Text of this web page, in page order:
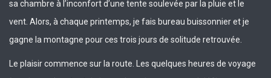
sa chambre à l’inconfort d’une tente soulevée par la pluie et le
vent. Alors, à chaque printemps, je fais bureau buissonnier et je
gagne la montagne pour ces trois jours de solitude retrouvée.
Le plaisir commence sur la route. Les quelques heures de voyage